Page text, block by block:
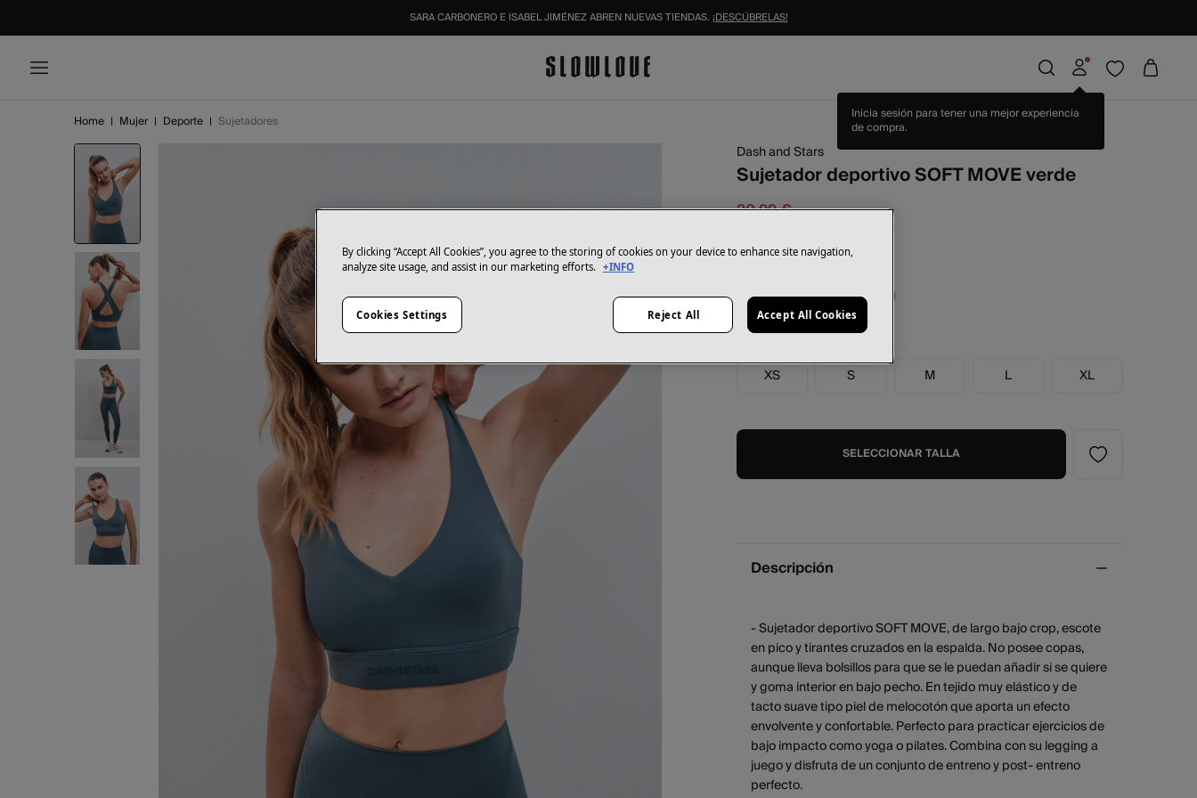
SARA CARBONERO E ISABEL JIMÉNEZ ABREN NUEVAS TIENDAS. ¡DESCÚBRELAS!
Home | Mujer | Deporte | Sujetadores
Dash and Stars
Sujetador deportivo SOFT MOVE verde
20,99 €
XS
S M L XL
SELECCIONAR TALLA
Descripción
- Sujetador deportivo SOFT MOVE, de largo bajo crop, escote
en pico y tirantes cruzados en la espalda. No posee copas,
aunque lleva bolsillos para que se le puedan añadir si se quiere
y goma interior en bajo pecho. En tejido muy elástico y de
tacto suave tipo piel de melocotón que aporta un efecto
envolvente y confortable. Perfecto para practicar ejercicios de
bajo impacto como yoga o pilates. Combina con su legging a
juego y disfruta de un conjunto de entreno y post- entreno
perfecto.
By clicking “Accept All Cookies”, you agree to the storing of cookies on your device to enhance site navigation,
analyze site usage, and assist in our marketing efforts. +INFO
Cookies Settings Reject All Accept All Cookies